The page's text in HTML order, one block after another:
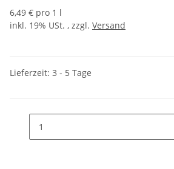
6,49 € pro 1 l
inkl. 19% USt. , zzgl. Versand
Lieferzeit: 3 - 5 Tage